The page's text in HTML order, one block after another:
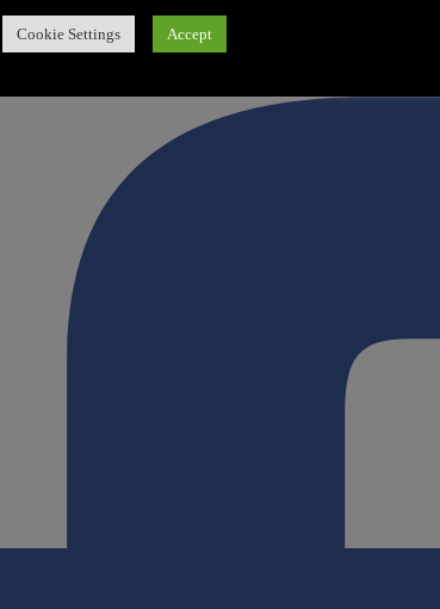
Cookie Settings Accept